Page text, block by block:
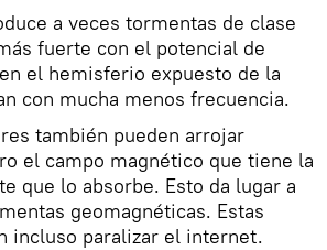
a veces tormentas de clase
fuerte con el potencial de
el hemisferio expuesto de la
con mucha menos frecuencia.
también pueden arrojar
el campo magnético que tiene la
que lo absorbe. Esto da lugar a
geomagnéticas. Estas
incluso paralizar el internet.